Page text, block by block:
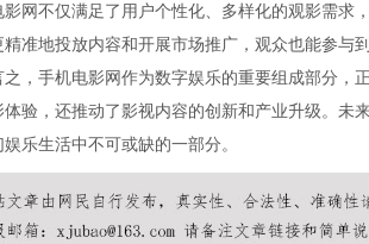
影网不仅满足了用户个性化、多样化的观影需求
精准地投放内容和开展市场推广，观众也能参与
之，手机电影网作为数字娱乐的重要组成部分，
体验，还推动了影视内容的创新和产业升级。未
娱乐生活中不可或缺的一部分。